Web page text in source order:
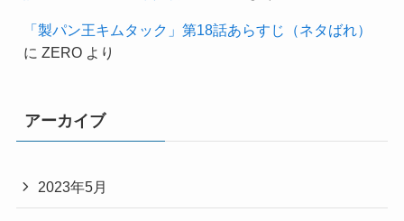
「製パン王キムタック」第18話あらすじ（ネタばれ）
に ZEROより
アーカイブ
2023年5月